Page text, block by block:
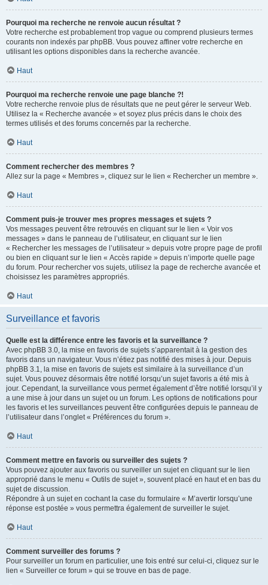
Pourquoi ma recherche ne renvoie aucun résultat ?
Votre recherche est probablement trop vague ou comprend plusieurs termes
courants non indexés par phpBB. Vous pouvez affiner votre recherche en
utilisant les options disponibles dans la recherche avancée.
Haut
Pourquoi ma recherche renvoie une page blanche ?!
Votre recherche renvoie plus de résultats que ne peut gérer le serveur Web.
Utilisez la « Recherche avancée » et soyez plus précis dans le choix des
termes utilisés et des forums concernés par la recherche.
Haut
Comment rechercher des membres ?
Allez sur la page « Membres », cliquez sur le lien « Rechercher un membre ».
Haut
Comment puis-je trouver mes propres messages et sujets ?
Vos messages peuvent être retrouvés en cliquant sur le lien « Voir vos
messages » dans le panneau de l’utilisateur, en cliquant sur le lien
« Rechercher les messages de l’utilisateur » depuis votre propre page de profil
ou bien en cliquant sur le lien « Accès rapide » depuis n’importe quelle page
du forum. Pour rechercher vos sujets, utilisez la page de recherche avancée et
choisissez les paramètres appropriés.
Haut
Surveillance et favoris
Quelle est la différence entre les favoris et la surveillance ?
Avec phpBB 3.0, la mise en favoris de sujets s’apparentait à la gestion des
favoris dans un navigateur. Vous n’étiez pas notifié des mises à jour. Depuis
phpBB 3.1, la mise en favoris de sujets est similaire à la surveillance d’un
sujet. Vous pouvez désormais être notifié lorsqu’un sujet favoris a été mis à
jour. Cependant, la surveillance vous permet également d’être notifié lorsqu’il y
a une mise à jour dans un sujet ou un forum. Les options de notifications pour
les favoris et les surveillances peuvent être configurées depuis le panneau de
l’utilisateur dans l’onglet « Préférences du forum ».
Haut
Comment mettre en favoris ou surveiller des sujets ?
Vous pouvez ajouter aux favoris ou surveiller un sujet en cliquant sur le lien
approprié dans le menu « Outils de sujet », souvent placé en haut et en bas du
sujet de discussion.
Répondre à un sujet en cochant la case du formulaire « M’avertir lorsqu’une
réponse est postée » vous permettra également de surveiller le sujet.
Haut
Comment surveiller des forums ?
Pour surveiller un forum en particulier, une fois entré sur celui-ci, cliquez sur le
lien « Surveiller ce forum » qui se trouve en bas de page.